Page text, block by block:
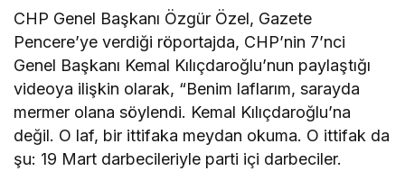
CHP Genel Başkanı Özgür Özel, Gazete
Pencere’ye verdiği röportajda, CHP’nin 7’nci
Genel Başkanı Kemal Kılıçdaroğlu’nun paylaştığı
videoya ilişkin olarak, “Benim laflarım, sarayda
mermer olana söylendi. Kemal Kılıçdaroğlu’na
değil. O laf, bir ittifaka meydan okuma. O ittifak da
şu: 19 Mart darbecileriyle parti içi darbeciler.